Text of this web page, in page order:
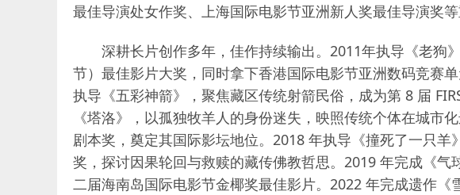
最佳导演处女作奖、上海国际电影节亚洲新人奖最佳导演奖
深耕长片创作多年，佳作持续输出。2011年执导《老狗
节）最佳影片大奖，同时拿下香港国际电影节亚洲数码竞赛
执导《五彩神箭》，聚焦藏区传统射箭民俗，成为第 8 届
《塔洛》，以孤独牧羊人的身份迷失，映照传统个体在城
剧本奖，奠定其国际影坛地位。2018 年执导《撞死了一只
奖，探讨因果轮回与救赎的藏传佛教哲思。2019 年完成《
二届海南岛国际电影节金椰奖最佳影片。2022 年完成遗作